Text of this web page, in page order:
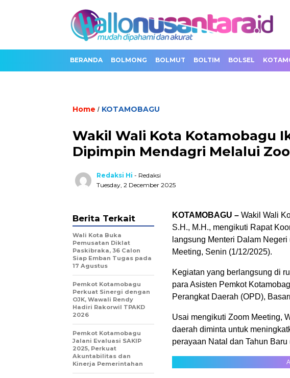
BERANDA BOLMONG BOLMUT BOLTIM BOLSEL
Home / KOTAMOBAGU
Wakil Wali Kota Kotamobagu
Dipimpin Mendagri Melalui
Redaksi Hi - Redaksi
Tuesday, 2 December 2025
KOTAMOBAGU – Wakil Wali
S.H., M.H., mengikuti Rapat
langsung Menteri Dalam
Meeting, Senin (1/12/2025).
Kegiatan yang berlangsung di
para Asisten Pemkot
Perangkat Daerah (OPD),
Usai mengikuti Zoom Meeting,
daerah diminta untuk
perayaan Natal dan Tahun Baru
Berita Terkait
Wali Kota Buka
Pemusatan Diklat
Paskibraka, 36 Calon
Siap Emban Tugas pada
17 Agustus
Pemkot Kotamobagu
Perkuat Sinergi dengan
OJK, Wawali Rendy
Hadiri Rakorwil TPAKD
2026
Pemkot Kotamobagu
Jalani Evaluasi SAKIP
2025, Perkuat
Akuntabilitas dan
Kinerja Pemerintahan